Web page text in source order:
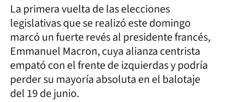
La primera vuelta de las elecciones
legislativas que se realizó este domingo
marcó un fuerte revés al presidente francés,
Emmanuel Macron, cuya alianza centrista
empató con el frente de izquierdas y podría
perder su mayoría absoluta en el balotaje
del 19 de junio.